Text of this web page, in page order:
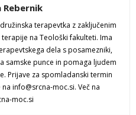
Rebernik
terapevtka z zaključenim
na Teološki fakulteti. Ima
dela s posamezniki,
samske punce in pomaga ljudem
Prijave za spomladanski termin
info@srcna-moc.si. Več na
moc.si